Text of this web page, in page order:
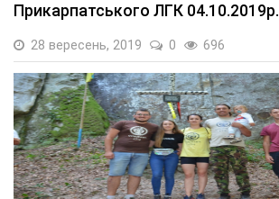
Прикарпатського ЛГК 04.10.2019р.
28 вересень, 2019 0 696